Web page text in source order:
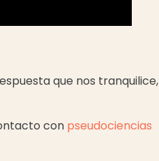
que nos tranquilice,
con pseudociencias